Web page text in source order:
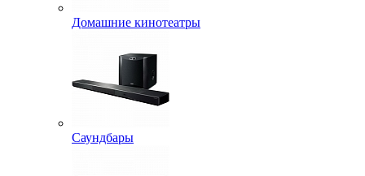
Домашние кинотеатры
Саундбары